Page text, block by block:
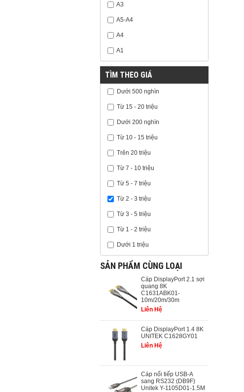
A3
A5-A4
A4
A1
TÌM THEO GIÁ
Dưới 500 nghìn
Từ 15 - 20 triệu
Dưới 200 nghìn
Từ 10 - 15 triệu
Trên 20 triệu
Từ 7 - 10 triệu
Từ 5 - 7 triệu
Từ 2 - 3 triệu
Từ 3 - 5 triệu
Từ 1 - 2 triệu
Dưới 1 triệu
SẢN PHẨM CÙNG LOẠI
Cáp DisplayPort 2.1 sợi
quang 8K
C1631ABK01-
10m/20m/30m
Liên Hệ
Cáp DisplayPort 1.4 8K
UNITEK C1628GY01
Liên Hệ
Cáp nối tiếp USB-A
sang RS232 (DB9F)
Unitek Y-1105D01-1.5M